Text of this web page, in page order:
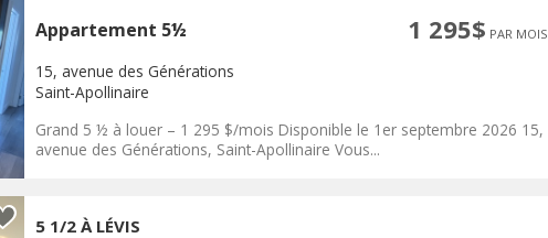
Appartement 5½ 1 295$ PAR MOIS
15, avenue des Générations
Saint-Apollinaire
Grand 5 ½ à louer – 1 295 $/mois Disponible le 1er septembre 2026 15,
avenue des Générations, Saint-Apollinaire Vous...
5 1/2 À LÉVIS